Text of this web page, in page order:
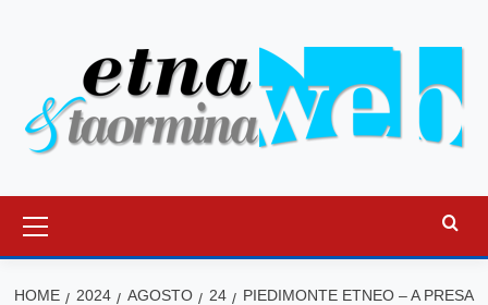
principale
HOME 2024 AGOSTO 24
PIEDIMONTE ETNEO – A PRESA